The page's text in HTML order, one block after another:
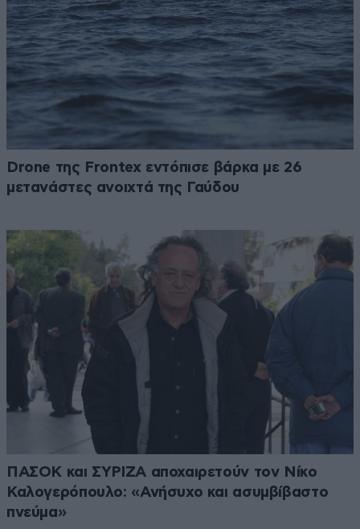
Drone της Frontex εντόπισε βάρκα με 26
μετανάστες ανοιχτά της Γαύδου
ΠΑΣΟΚ και ΣΥΡΙΖΑ αποχαιρετούν τον Νίκο
Καλογερόπουλο: «Ανήσυχο και ασυμβίβαστο
πνεύμα»